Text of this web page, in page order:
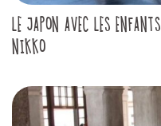
LE JAPON AVEC LES
NIKKO